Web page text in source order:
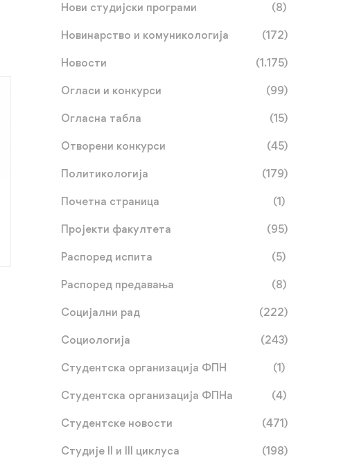
Обавјештење о одбрани
кандидаткиње Иве
Ђудуровић
Drugi kolokvijum iz
Нови студијски програми (8)
Новинарство и комуникологија (172)
Новости (1.175)
Огласи и конкурси (99)
Огласна табла (15)
Отворени конкурси (45)
Политикологија (179)
Почетна страница (1)
Пројекти факултета (95)
Распоред испита (5)
Распоред предавања (8)
Социјални рад (222)
Социологија (243)
Студентска организација ФПН (1)
Студентска организација ФПНа (4)
Студентске новости (471)
Студије II и III циклуса (198)